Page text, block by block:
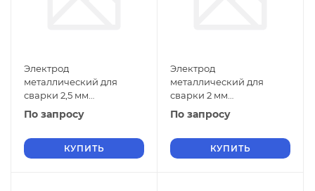
Электрод
металлический для
сварки 2,5 мм
Э-120Х12Г2СФ ГОСТ 9466-
По запросу
КУПИТЬ
Электрод
металлический для
сварки 2 мм
Э-120Х12Г2СФ ГОСТ 9466-
По запросу
КУПИТЬ